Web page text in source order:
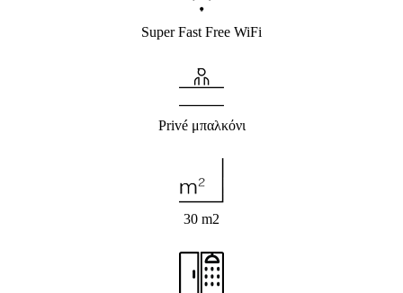
Super Fast Free WiFi
Privé μπαλκόνι
30 m2